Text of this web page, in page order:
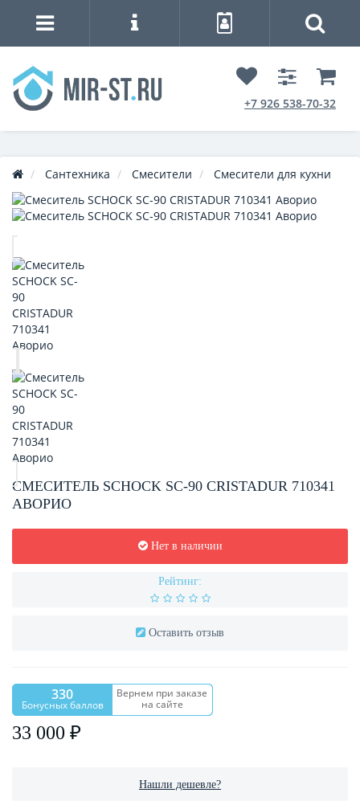
+7 926 538-70-32
Сантехника Смесители Смесители для кухни
СМЕСИТЕЛЬ SCHOCK SC-90 CRISTADUR 710341
АВОРИО
Нет в наличии
Рейтинг:
Оставить отзыв
330
Бонусных баллов
Вернем при заказе
на сайте
33 000 ₽
Нашли дешевле?